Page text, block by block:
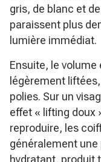
gris, de blanc et
paraissent plus
lumière immédiat.
Ensuite, le
légèrement
polies. Sur un
effet « lifting doux
reproduire, les
généralement
hydratant, produit